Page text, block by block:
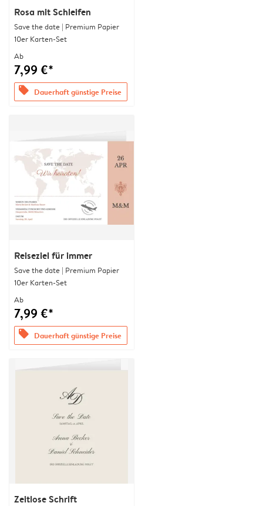
Rosa mit Schleifen
Save the date | Premium Papier
10er Karten-Set
Ab
7,99 €*
offers Dauerhaft günstige Preise
Reiseziel für immer
Save the date | Premium Papier
10er Karten-Set
Ab
7,99 €*
offers Dauerhaft günstige Preise
Zeitlose Schrift